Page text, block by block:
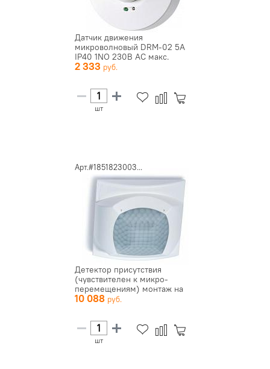
Датчик движения
микроволновый DRM-02 5А
IP40 1NO 230В AC макс.
дальность 1-...
2 333
шт
Арт.#1851823003...
Детектор присутствия
(чувствителен к микро-
перемещениям) монтаж на
потолке ...
10 088
шт